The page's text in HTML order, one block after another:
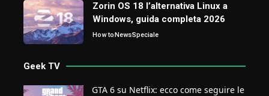
Zorin OS 18 l’alternativa Linux a
Windows, guida completa 2026
How toNewsSpeciale
Geek TV
GTA 6 su Netflix: ecco come seguire le